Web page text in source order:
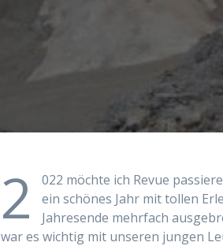
2
022 möchte ich Revue
ein schönes Jahr mit tollen
Jahresende mehrfach
war es wichtig mit unseren jungen